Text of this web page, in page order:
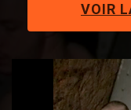
VOIR